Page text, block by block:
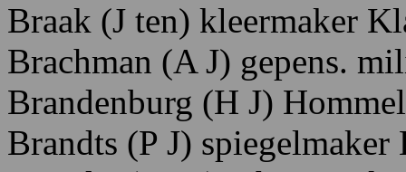
Braak (J ten) kleermaker K
Brachman (A J) gepens.
Brandenburg (H J)
Brandts (P J) spiegelmaker